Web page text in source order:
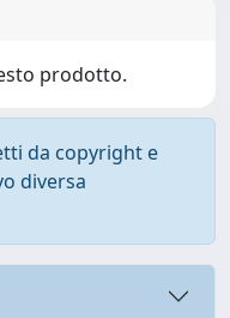
prodotto.
da copyright e
diversa